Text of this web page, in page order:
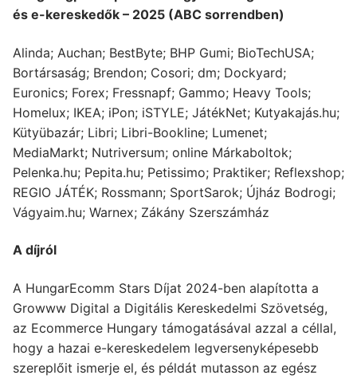
és e-kereskedők – 2025 (ABC sorrendben)
Alinda; Auchan; BestByte; BHP Gumi; BioTechUSA;
Bortársaság; Brendon; Cosori; dm; Dockyard;
Euronics; Forex; Fressnapf; Gammo; Heavy Tools;
Homelux; IKEA; iPon; iSTYLE; JátékNet; Kutyakajás.hu;
Kütyübazár; Libri; Libri-Bookline; Lumenet;
MediaMarkt; Nutriversum; online Márkaboltok;
Pelenka.hu; Pepita.hu; Petissimo; Praktiker; Reflexshop;
REGIO JÁTÉK; Rossmann; SportSarok; Újház Bodrogi;
Vágyaim.hu; Warnex; Zákány Szerszámház
A díjról
A HungarEcomm Stars Díjat 2024-ben alapította a
Growww Digital a Digitális Kereskedelmi Szövetség,
az Ecommerce Hungary támogatásával azzal a céllal,
hogy a hazai e-kereskedelem legversenyképesebb
szereplőit ismerje el, és példát mutasson az egész